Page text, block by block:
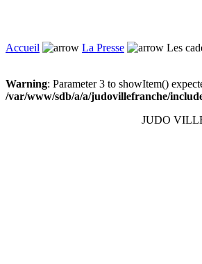
Accueil La Presse Les
Warning: Parameter 3 to showItem()
/var/www/sdb/a/a/judovillefranche/
JUDO